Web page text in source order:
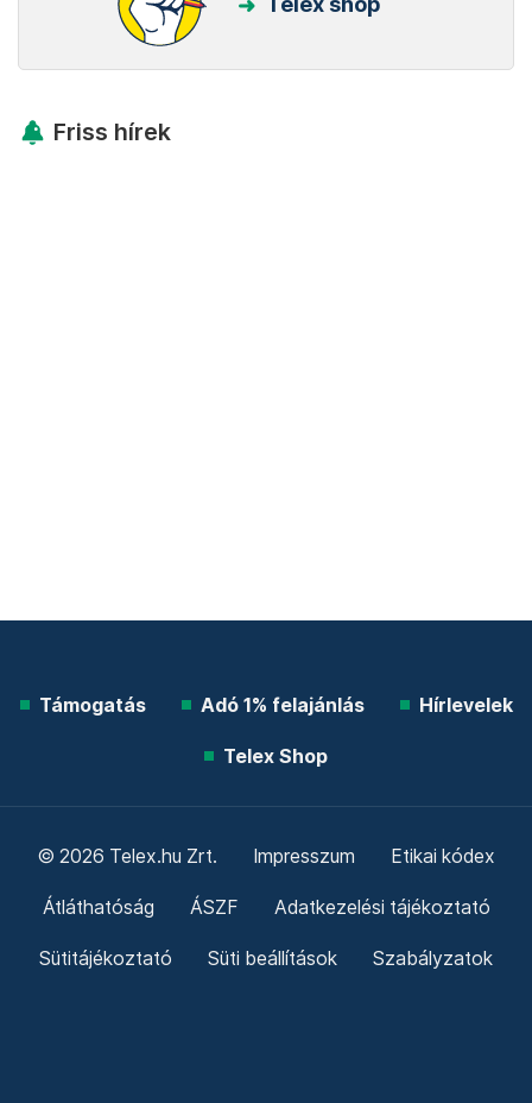
Friss hírek
Támogatás Adó 1% felajánlás Hírlevelek
Telex Shop
© 2026 Telex.hu Zrt. Impresszum Etikai kódex
Átláthatóság ÁSZF Adatkezelési tájékoztató
Sütitájékoztató Süti beállítások Szabályzatok